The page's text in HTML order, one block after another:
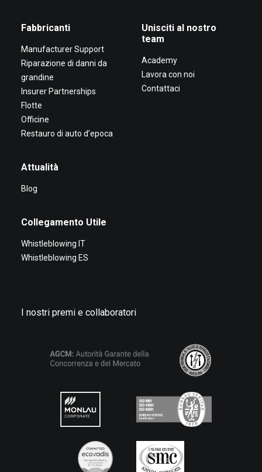
Fabbricanti
Manufacturer Support
Riparazione di danni da
grandine
Insurer Partnerships
Flotte
Officine
Restauro di auto d’epoca
Unisciti al nostro
team
Academy
Lavora con noi
Contattaci
Attualità
Blog
Collegamento Utile
Whistleblowing IT
Whistleblowing ES
I nostri premi e collaboratori